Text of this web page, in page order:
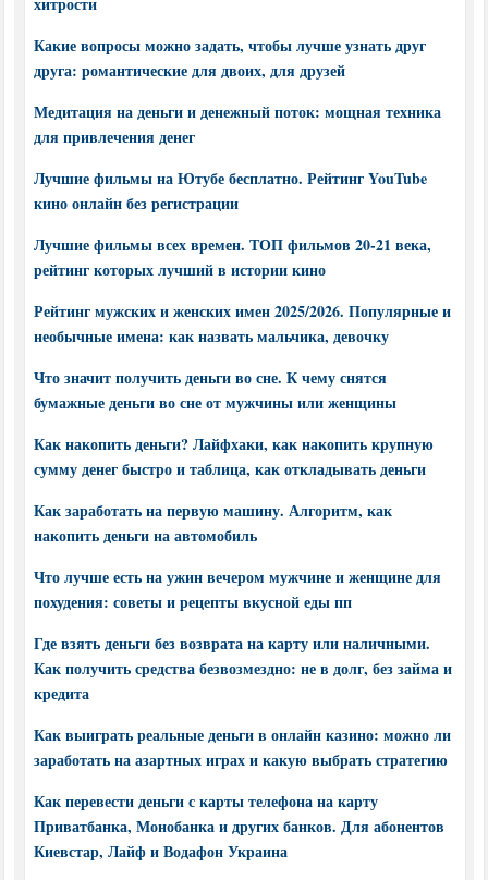
Какие вопросы можно задать, чтобы лучше узнать друг
друга: романтические для двоих, для друзей
Медитация на деньги и денежный поток: мощная техника
для привлечения денег
Лучшие фильмы на Ютубе бесплатно. Рейтинг YouTube
кино онлайн без регистрации
Лучшие фильмы всех времен. ТОП фильмов 20-21 века,
рейтинг которых лучший в истории кино
Рейтинг мужских и женских имен 2025/2026. Популярные и
необычные имена: как назвать мальчика, девочку
Что значит получить деньги во сне. К чему снятся
бумажные деньги во сне от мужчины или женщины
Как накопить деньги? Лайфхаки, как накопить крупную
сумму денег быстро и таблица, как откладывать деньги
Как заработать на первую машину. Алгоритм, как
накопить деньги на автомобиль
Что лучше есть на ужин вечером мужчине и женщине для
похудения: советы и рецепты вкусной еды пп
Где взять деньги без возврата на карту или наличными.
Как получить средства безвозмездно: не в долг, без займа и
кредита
Как выиграть реальные деньги в онлайн казино: можно ли
заработать на азартных играх и какую выбрать стратегию
Как перевести деньги с карты телефона на карту
Приватбанка, Монобанка и других банков. Для абонентов
Киевстар, Лайф и Водафон Украина